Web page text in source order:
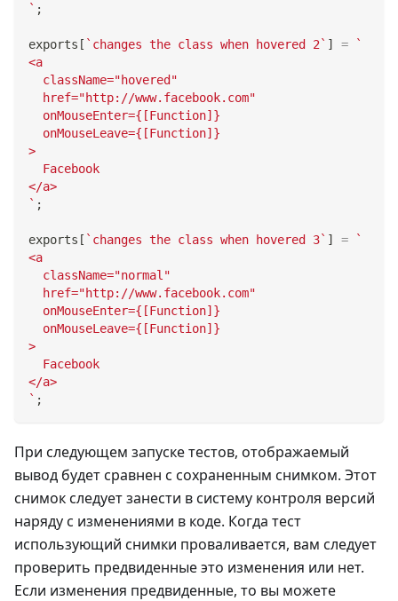
` ;
exports [ ` changes the class when hovered 2` ] =
`
<a
  className="hovered"
  href="http://www.facebook.com"
  onMouseEnter={[Function]}
  onMouseLeave={[Function]}
>
  Facebook
</a>
` ;
exports [ ` changes the class when hovered 3` ] =
`
<a
  className="normal"
  href="http://www.facebook.com"
  onMouseEnter={[Function]}
  onMouseLeave={[Function]}
>
  Facebook
</a>
` ;
При следующем запуске тестов, отображаемый
вывод будет сравнен с сохраненным снимком. Этот
снимок следует занести в систему контроля версий
наряду с изменениями в коде. Когда тест
использующий снимки проваливается, вам следует
проверить предвиденные это изменения или нет.
Если изменения предвиденные, то вы можете